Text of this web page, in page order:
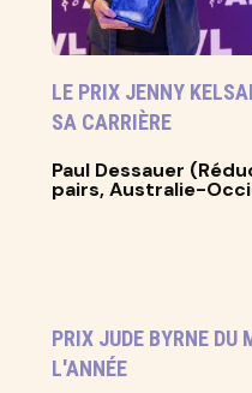
LE PRIX JENNY
SA CARRIÈRE
Paul Dessauer
pairs, Australie-
PRIX JUDE BYRNE DU
L'ANNÉE